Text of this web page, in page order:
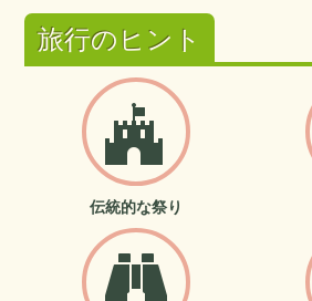
旅行のヒント
伝統的な祭り